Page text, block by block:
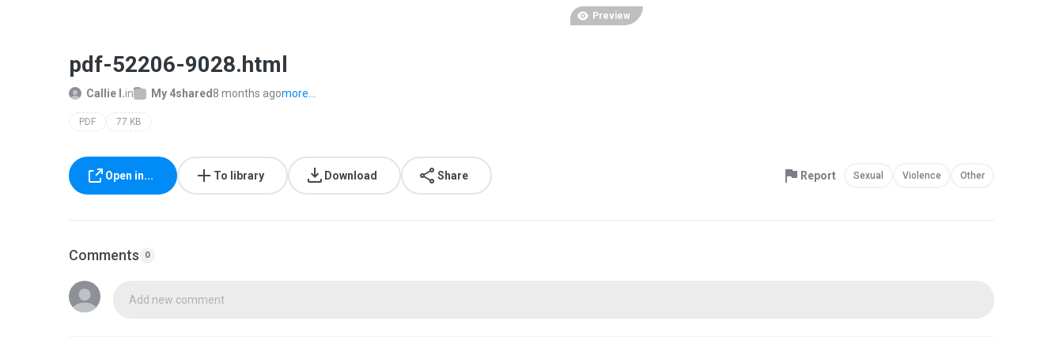
Preview
pdf-52206-9028.html
Callie I.in My 4shared 8 months agomore...
PDF 77 KB
Open in... To library Download Share Report Sexual Violence Other
Comments 0
Add new comment